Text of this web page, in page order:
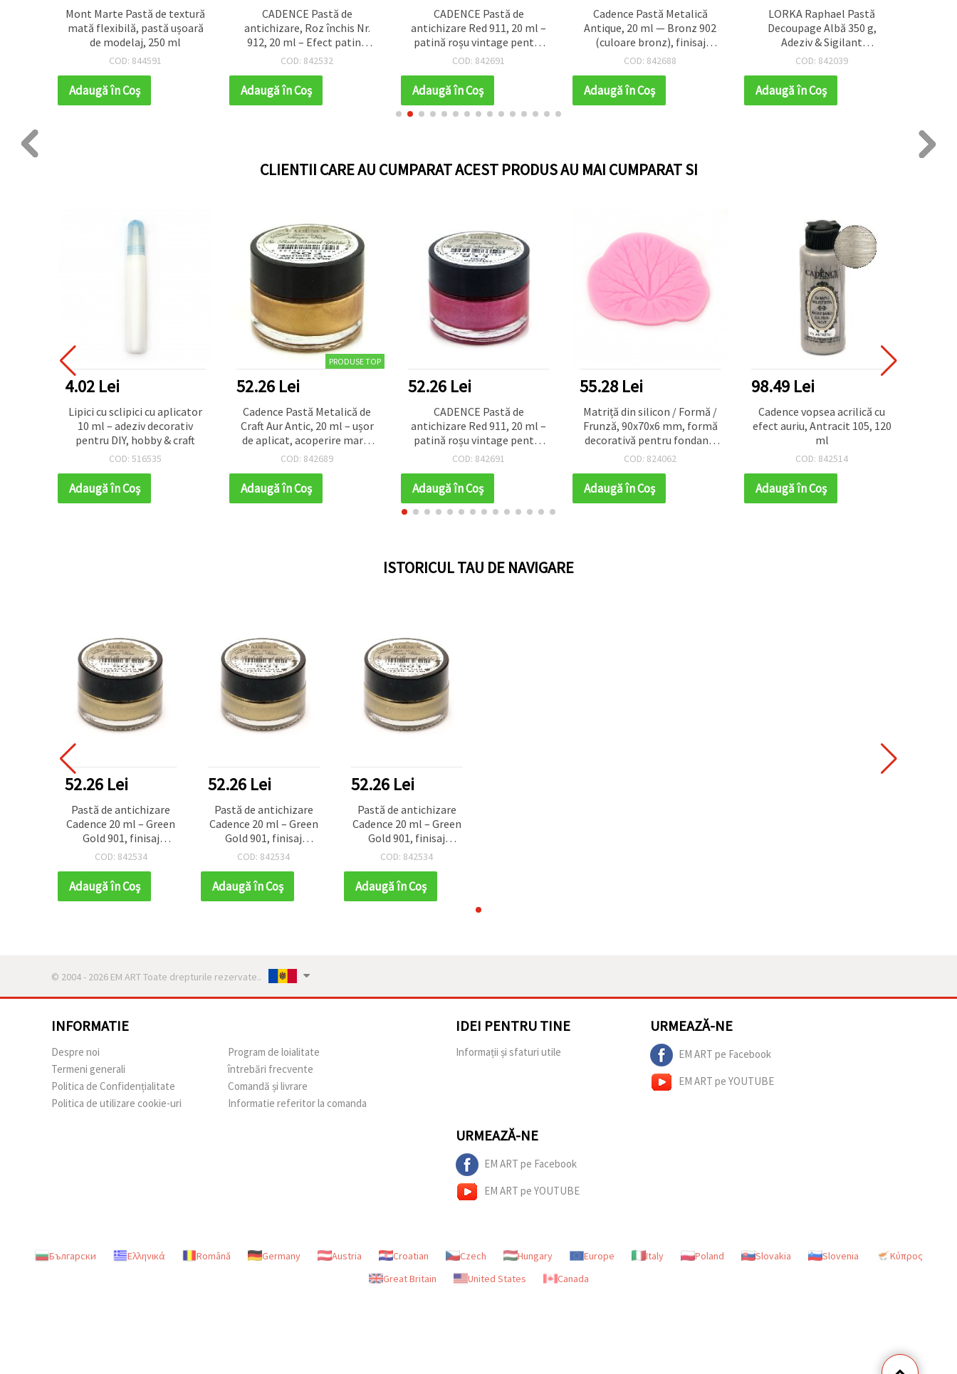
Mont Marte Pastă de textură
mată flexibilă, pastă ușoară
de modelaj, 250 ml
COD: 844591
Adaugă în Coş
CADENCE Pastă de
antichizare, Roz închis Nr.
912, 20 ml – Efect patină
vintage pentru mobilier,
COD: 842532
Adaugă în Coş
CADENCE Pastă de
antichizare Red 911, 20 ml –
patină roșu vintage pentru
hobby & craft, mobilier,
COD: 842691
Adaugă în Coş
Cadence Pastă Metalică
Antique, 20 ml — Bronz 902
(culoare bronz), finisaj
decorativ pentru
aurire (gilding), mobilier,
decoupage & mixed media
COD: 842688
Adaugă în Coş
LORKA Raphael Pastă
Decoupage Albă 350 g,
Adeziv & Sigilant
Multisuprafață pentru
Hobby/Craft, Ușor de Aplicat,
Se Uscă Transparent
COD: 842039
Adaugă în Coş
CLIENTII CARE AU CUMPARAT ACEST PRODUS AU MAI CUMPARAT SI
4.02 Lei
Lipici cu sclipici cu aplicator
10 ml – adeziv decorativ
pentru DIY, hobby & craft
COD: 516535
Adaugă în Coş
PRODUSE TOP
52.26 Lei
Cadence Pastă Metalică de
Craft Aur Antic, 20 ml – ușor
de aplicat, acoperire mare,
efect vintage pentru
creativ
COD: 842689
Adaugă în Coş
52.26 Lei
CADENCE Pastă de
antichizare Red 911, 20 ml –
patină roșu vintage pentru
hobby & craft, mobilier,
COD: 842691
Adaugă în Coş
55.28 Lei
Matriță din silicon / Formă /
Frunză, 90x70x6 mm, formă
decorativă pentru fondant,
ciocolată și cofetărie
COD: 824062
Adaugă în Coş
98.49 Lei
Cadence vopsea acrilică cu
efect auriu, Antracit 105, 120
COD: 842514
Adaugă în Coş
ISTORICUL TAU DE NAVIGARE
52.26 Lei
Pastă de antichizare
Cadence 20 ml – Green
Gold 901, finisaj
metalic auriu pentru
rame, mixed media și
proiecte hobby & craft
COD: 842534
Adaugă în Coş
52.26 Lei
Pastă de antichizare
Cadence 20 ml – Green
Gold 901, finisaj
metalic auriu pentru
rame, mixed media și
proiecte hobby & craft
COD: 842534
Adaugă în Coş
52.26 Lei
Pastă de antichizare
Cadence 20 ml – Green
Gold 901, finisaj
metalic auriu pentru
rame, mixed media și
proiecte hobby & craft
COD: 842534
Adaugă în Coş
© 2004 - 2026 EM ART Toate drepturile rezervate..
INFORMATIE
Despre noi
Termeni generali
Politica de Confidențialitate
Politica de utilizare cookie-uri
Program de loialitate
întrebări frecvente
Comandă și livrare
Informatie referitor la comanda
IDEI PENTRU TINE
Informații și sfaturi utile
URMEAZĂ-NE
EM ART pe Facebook
EM ART pe YOUTUBE
URMEAZĂ-NE
EM ART pe Facebook
EM ART pe YOUTUBE
Български Ελληνικά Română Germany Austria Croatian Czech Hungary Europe Italy Poland Slovakia Slovenia
Κύπρος
Great Britain
United States Canada